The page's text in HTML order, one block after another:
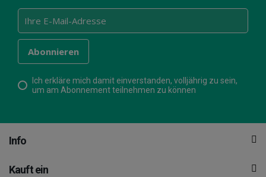
Ich erkläre mich damit einverstanden, volljährig zu sein,
um am Abonnement teilnehmen zu können
Info
Kauft ein